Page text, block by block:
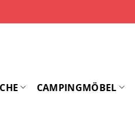
CAMPINGMÖBEL